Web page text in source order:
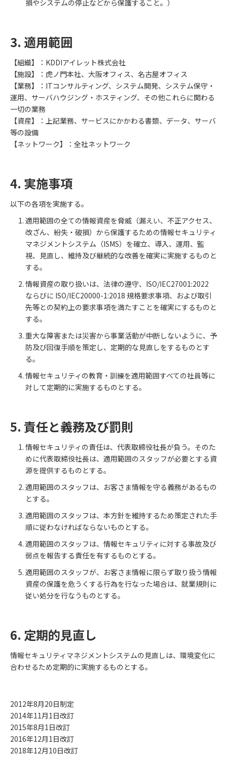
損やシステムの停止などから保護すること。）
3. 適用範囲
【組織】：KDDIアイレット株式会社
【施設】：虎ノ門本社、大阪オフィス、名古屋オフィス
【業務】：ITコンサルティング、システム開発、システム保守・
運用、サーバハウジング・ホスティング、その他これらに関わる
一切の業務
【資産】：上記業務、サービスにかかわる書類、データ、サーバ
等の設備
【ネットワーク】：全社ネットワーク
4. 実施事項
以下の各項を実施する。
適用範囲の全ての情報資産を脅威（漏えい、不正アクセス、
改ざん、紛失・破損）から保護するための情報セキュリティ
マネジメントシステム（ISMS）を確立、導入、運用、監
視、見直し、維持及び継続的な改善を確実に実施するものと
する。
情報資産の取り扱いは、法律の遵守、ISO/IEC27001:2022
ならびに ISO/IEC20000-1:2018 規格要求事項、および取引
先等との契約上の要求事項を満たすことを確実にするものと
する。
重大な障害または災害から事業活動が中断しないように、予
防及び回復手順を策定し、定期的な見直しをするものとす
る。
情報セキュリティの教育・訓練を適用範囲すべての社員等に
対して定期的に実施するものとする。
5. 責任と義務及び罰則
情報セキュリティの責任は、代表取締役社長が負う。そのた
めに代表取締役社長は、適用範囲のスタッフが必要とする資
源を提供するものとする。
適用範囲のスタッフは、お客さま情報を守る義務があるもの
とする。
適用範囲のスタッフは、本方針を維持するため策定された手
順に従わなければならないものとする。
適用範囲のスタッフは、情報セキュリティに対する事故及び
弱点を報告する責任を有するものとする。
適用範囲のスタッフが、お客さま情報に限らず取り扱う情報
資産の保護を危うくする行為を行なった場合は、就業規則に
従い処分を行なうものとする。
6. 定期的見直し
情報セキュリティマネジメントシステムの見直しは、環境変化に
合わせるため定期的に実施するものとする。
2012年8月20日制定
2014年11月1日改訂
2015年8月1日改訂
2016年12月1日改訂
2018年12月10日改訂